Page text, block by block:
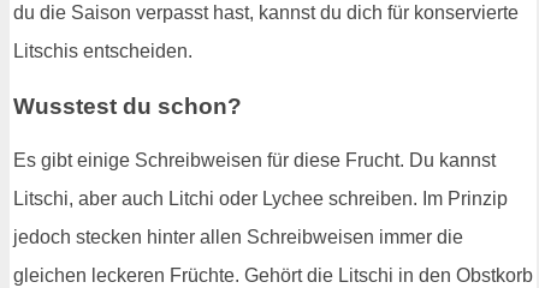
du die Saison verpasst hast, kannst du dich für konservierte
Litschis entscheiden.
Wusstest du schon?
Es gibt einige Schreibweisen für diese Frucht. Du kannst
Litschi, aber auch Litchi oder Lychee schreiben. Im Prinzip
jedoch stecken hinter allen Schreibweisen immer die
gleichen leckeren Früchte. Gehört die Litschi in den Obstkorb